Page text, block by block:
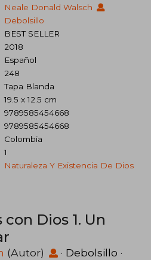
Neale Donald Walsch
Debolsillo
BEST SELLER
2018
Español
248
Tapa Blanda
19.5 x 12.5 cm
9789585454668
9789585454668
Colombia
1
Naturaleza Y Existencia De Dios
Dios 1. Un
(Autor) · Debolsillo ·